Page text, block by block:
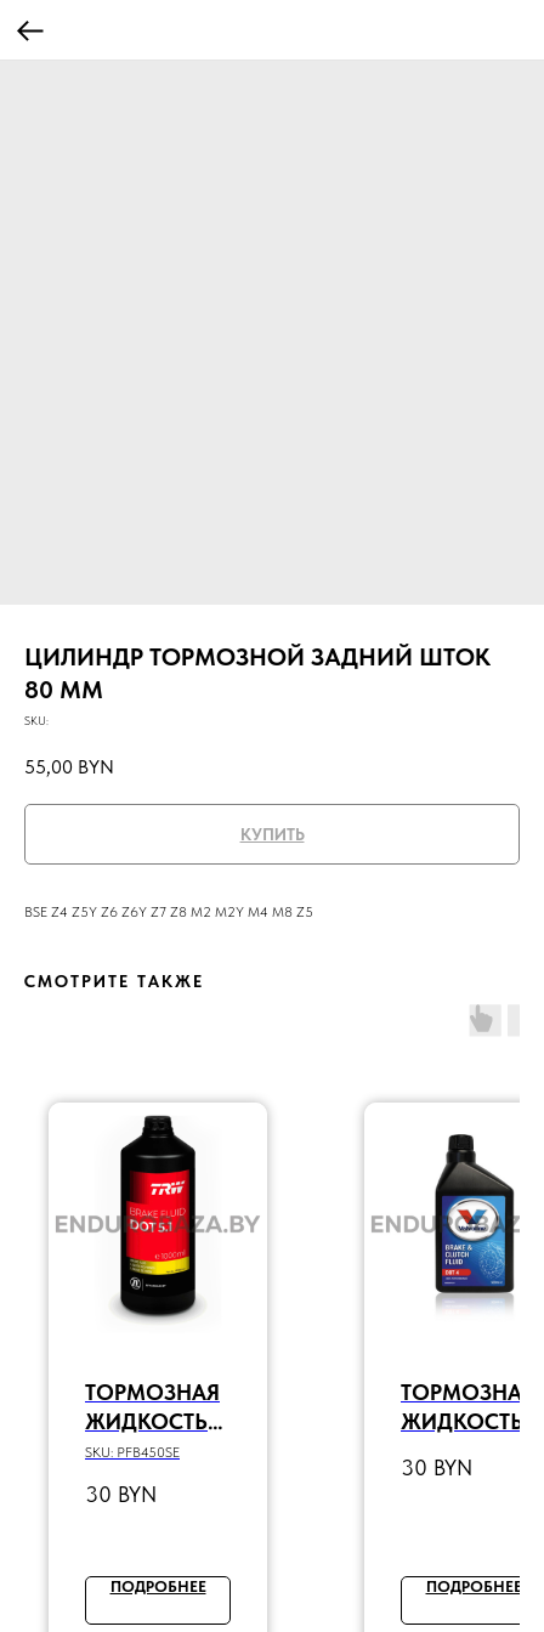
ЦИЛИНДР ТОРМОЗНОЙ ЗАДНИЙ ШТОК
80 ММ
SKU:
55,00 BYN
КУПИТЬ
BSE Z4 Z5Y Z6 Z6Y Z7 Z8 M2 M2Y M4 M8 Z5
СМОТРИТЕ ТАКЖЕ
ТОРМОЗНАЯ
ЖИДКОСТЬ
TRW DOT5.1
SKU: PFB450SE
30 BYN
ПОДРОБНЕЕ
ТОРМОЗНАЯ
ЖИДКОСТЬ
BRAKE &
30 BYN
ПОДРОБНЕЕ